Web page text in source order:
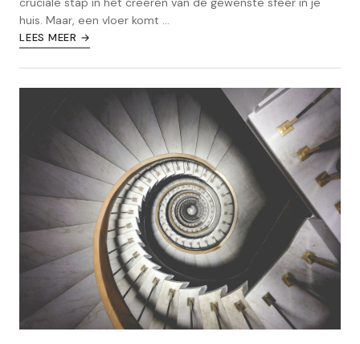
huis. Maar, een vloer komt ...
LEES MEER →